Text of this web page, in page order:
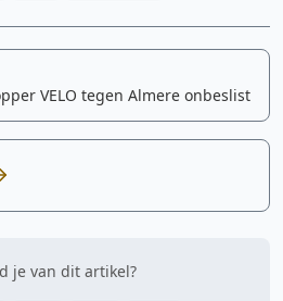
VELO tegen Almere onbeslist
je van dit artikel?